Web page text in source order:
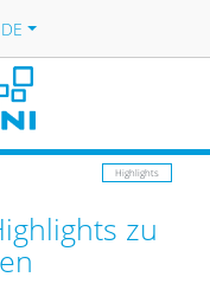
DE
Highlights
zu